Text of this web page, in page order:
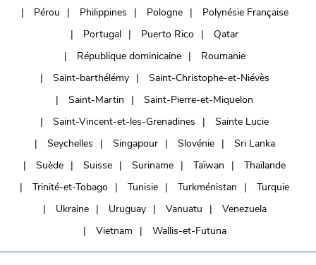
Pérou
Philippines Pologne
Polynésie Française
Portugal
Puerto Rico
Qatar
République dominicaine
Roumanie
Saint-barthélémy
Saint-Christophe-et-Niévès
Saint-Martin
Saint-Pierre-et-Miquelon
Saint-Vincent-et-les-Grenadines
Sainte Lucie
Seychelles
Singapour Slovénie
Sri Lanka
Suède
Suisse Suriname Taïwan
Thaïlande
Trinité-et-Tobago
Tunisie Turkménistan
Turquie
Ukraine
Uruguay Vanuatu
Venezuela
Vietnam
Wallis-et-Futuna